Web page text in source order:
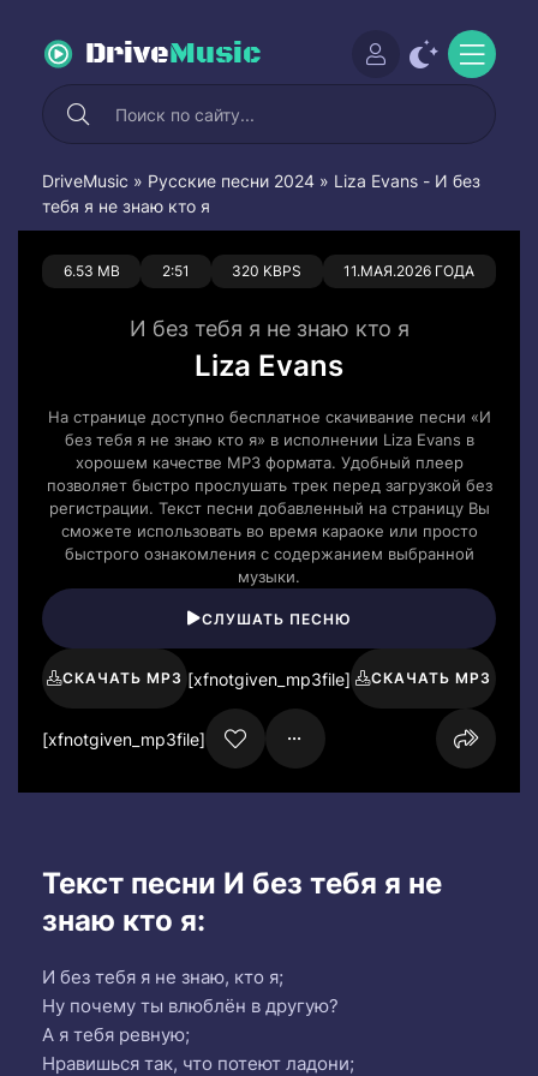
DriveMusic
DriveMusic » Русские песни 2024 » Liza Evans - И без
тебя я не знаю кто я
6.53 MB 2:51 320 KBPS 11.МАЯ.2026 ГОДА
0 0
И без тебя я не знаю кто я
Liza Evans
На странице доступно бесплатное скачивание песни «И
без тебя я не знаю кто я» в исполнении Liza Evans в
хорошем качестве MP3 формата. Удобный плеер
позволяет быстро прослушать трек перед загрузкой без
регистрации. Текст песни добавленный на страницу Вы
сможете использовать во время караоке или просто
быстрого ознакомления с содержанием выбранной
музыки.
СЛУШАТЬ ПЕСНЮ
СКАЧАТЬ MP3 [xfnotgiven_mp3file] СКАЧАТЬ MP3
[xfnotgiven_mp3file]
Текст песни И без тебя я не
знаю кто я:
И без тебя я не знаю, кто я;
Ну почему ты влюблён в другую?
А я тебя ревную;
Нравишься так, что потеют ладони;